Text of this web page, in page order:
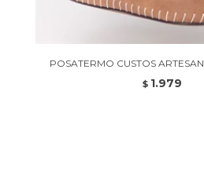
POSATERMO CUSTOS
$ 1.979